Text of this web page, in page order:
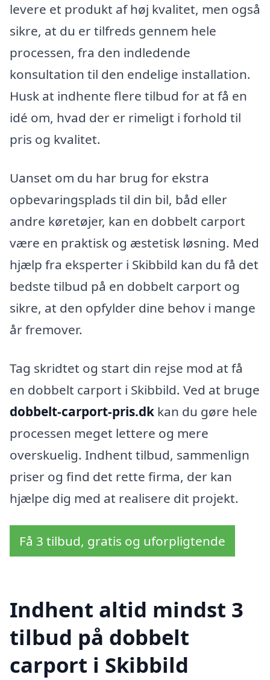
levere et produkt af høj kvalitet, men også
sikre, at du er tilfreds gennem hele
processen, fra den indledende
konsultation til den endelige installation.
Husk at indhente flere tilbud for at få en
idé om, hvad der er rimeligt i forhold til
pris og kvalitet.
Uanset om du har brug for ekstra
opbevaringsplads til din bil, båd eller
andre køretøjer, kan en dobbelt carport
være en praktisk og æstetisk løsning. Med
hjælp fra eksperter i Skibbild kan du få det
bedste tilbud på en dobbelt carport og
sikre, at den opfylder dine behov i mange
år fremover.
Tag skridtet og start din rejse mod at få
en dobbelt carport i Skibbild. Ved at bruge
dobbelt-carport-pris.dk kan du gøre hele
processen meget lettere og mere
overskuelig. Indhent tilbud, sammenlign
priser og find det rette firma, der kan
hjælpe dig med at realisere dit projekt.
Få 3 tilbud, gratis og uforpligtende
Indhent altid mindst 3
tilbud på dobbelt
carport i Skibbild